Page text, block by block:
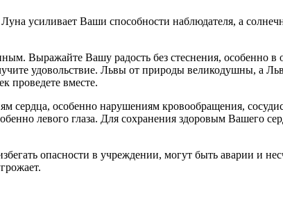
усиливает Ваши способности наблюдателя, а
Выражайте Вашу радость без стеснения, особенно
удовольствие. Львы от природы великодушны, а
проведете вместе.
особенно нарушениям кровообращения,
левого глаза. Для сохранения здоровым Вашего
опасности в учреждении, могут быть аварии и